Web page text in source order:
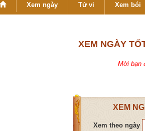
Xem ngày Tử vi Xem bói
XEM NGÀY
Mời bạn
XEM
Xem theo ngày